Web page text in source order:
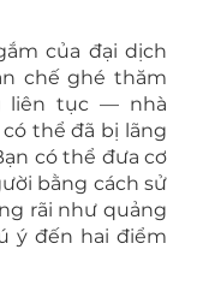
của đại dịch
chế ghé thăm
liên tục — nhà
thể đã bị lãng
có thể đưa cơ
bằng cách sử
rãi như quảng
ý đến hai điểm